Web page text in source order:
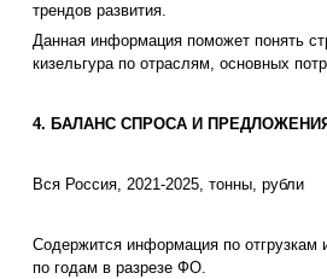
трендов развития.
Данная информация поможет понять
кизельгура по отраслям, основных
4. БАЛАНС СПРОСА И
Вся Россия, 2021-2025, тонны, рубли
Содержится информация по отгрузкам
по годам в разрезе ФО.